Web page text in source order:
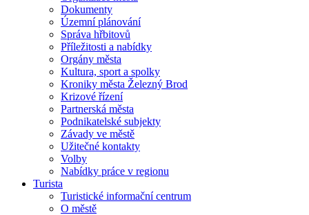
Dokumenty
Územní plánování
Správa hřbitovů
Příležitosti a nabídky
Orgány města
Kultura, sport a spolky
Kroniky města Železný Brod
Krizové řízení
Partnerská města
Podnikatelské subjekty
Závady ve městě
Užitečné kontakty
Volby
Nabídky práce v regionu
Turista
Turistické informační centrum
O městě